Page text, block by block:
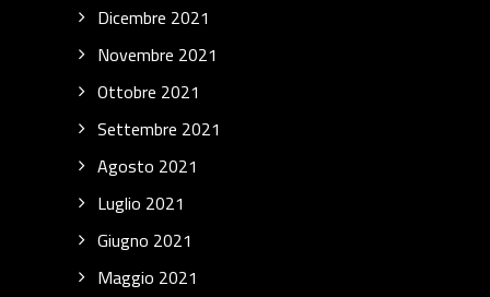
Dicembre 2021
Novembre 2021
Ottobre 2021
Settembre 2021
Agosto 2021
Luglio 2021
Giugno 2021
Maggio 2021